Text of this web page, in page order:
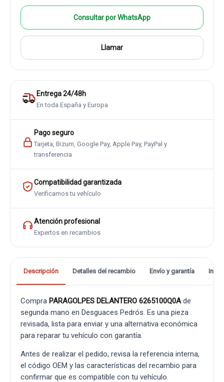
Consultar por WhatsApp
Llamar
Entrega 24/48h
En toda España y Europa
Pago seguro
Tarjeta, Bizum, Google Pay, Apple Pay, PayPal y
transferencia
Compatibilidad garantizada
Verificamos tu vehículo
Atención profesional
Expertos en recambios
Descripción Detalles del recambio Envío y garantía
Compra PARAGOLPES DELANTERO 6265100Q0Ade
segunda mano en Desguaces Pedrós. Es una pieza
revisada, lista para enviar y una alternativa económica
para reparar tu vehículo con garantía.
Antes de realizar el pedido, revisa la referencia interna,
el código OEM y las características del recambio para
confirmar que es compatible con tu vehículo.